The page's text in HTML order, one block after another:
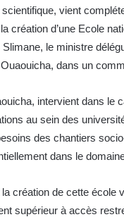
vient
création d’une Ecole
le ministre
dans un
intervient dans le
au sein des
des chantiers
dans le
création de cette école
supérieur à accès